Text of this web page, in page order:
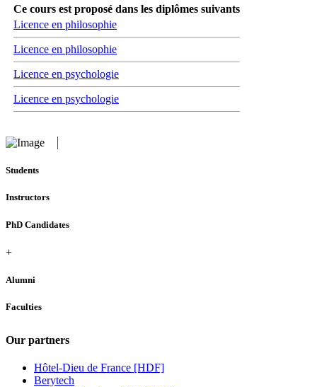
Ce cours est proposé dans les diplômes suivants
Licence en philosophie
Licence en philosophie
Licence en psychologie
Licence en psychologie
Students
Instructors
PhD Candidates
+
Alumni
Faculties
Our partners
Hôtel-Dieu de France [HDF]
Berytech